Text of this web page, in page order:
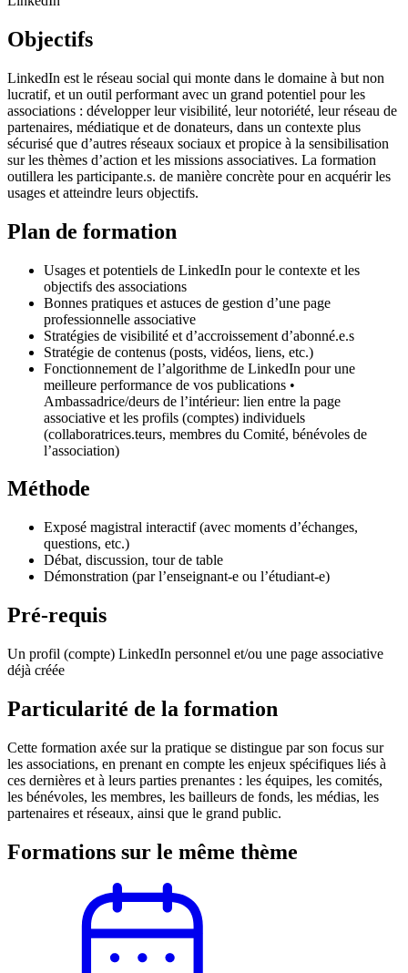
Objectifs
LinkedIn est le réseau social qui monte dans le domaine à but non
lucratif, et un outil performant avec un grand potentiel pour les
associations : développer leur visibilité, leur notoriété, leur réseau de
partenaires, médiatique et de donateurs, dans un contexte plus
sécurisé que d’autres réseaux sociaux et propice à la sensibilisation
sur les thèmes d’action et les missions associatives. La formation
outillera les participante.s. de manière concrète pour en acquérir les
usages et atteindre leurs objectifs.
Plan de formation
Usages et potentiels de LinkedIn pour le contexte et les
objectifs des associations
Bonnes pratiques et astuces de gestion d’une page
professionnelle associative
Stratégies de visibilité et d’accroissement d’abonné.e.s
Stratégie de contenus (posts, vidéos, liens, etc.)
Fonctionnement de l’algorithme de LinkedIn pour une
meilleure performance de vos publications •
Ambassadrice/deurs de l’intérieur: lien entre la page
associative et les profils (comptes) individuels
(collaboratrices.teurs, membres du Comité, bénévoles de
l’association)
Méthode
Exposé magistral interactif (avec moments d’échanges,
questions, etc.)
Débat, discussion, tour de table
Démonstration (par l’enseignant-e ou l’étudiant-e)
Pré-requis
Un profil (compte) LinkedIn personnel et/ou une page associative
déjà créée
Particularité de la formation
Cette formation axée sur la pratique se distingue par son focus sur
les associations, en prenant en compte les enjeux spécifiques liés à
ces dernières et à leurs parties prenantes : les équipes, les comités,
les bénévoles, les membres, les bailleurs de fonds, les médias, les
partenaires et réseaux, ainsi que le grand public.
Formations sur le même thème